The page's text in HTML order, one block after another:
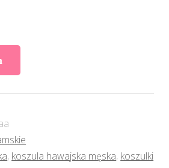
, koszula hawajska męska, koszulki